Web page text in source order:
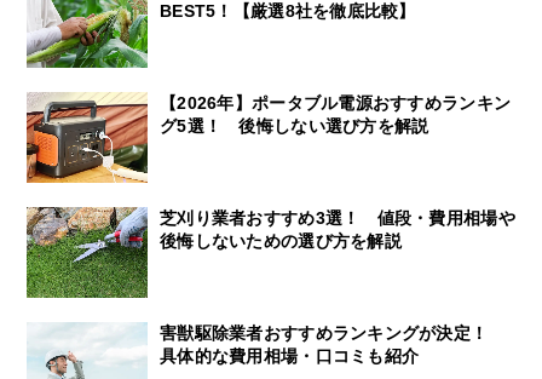
BEST5！【厳選8社を徹底比較】
【2026年】ポータブル電源おすすめランキン
グ5選！ 後悔しない選び方を解説
芝刈り業者おすすめ3選！ 値段・費用相場や
後悔しないための選び方を解説
害獣駆除業者おすすめランキングが決定！
具体的な費用相場・口コミも紹介